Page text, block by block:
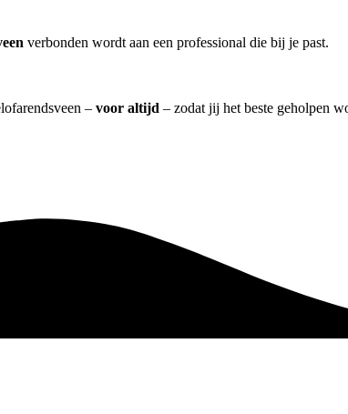
verbonden wordt aan een professional die bij je past.
– voor altijd – zodat jij het beste geholpen